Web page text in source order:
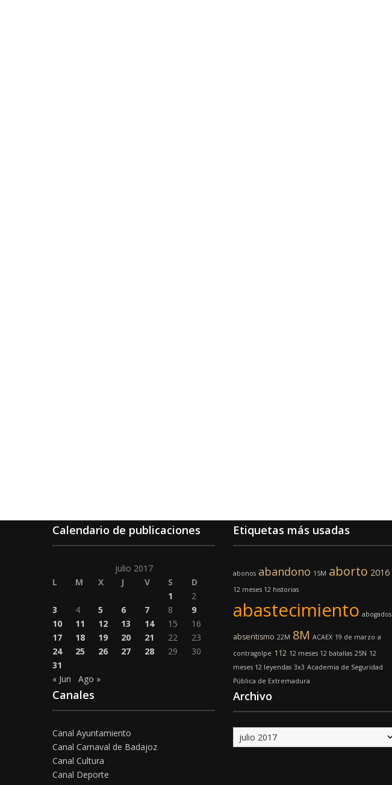
Calendario de publicaciones
julio 2017
L
M X J V S
D
1
2
3
4 5 6 7 8
9
10
11 12 13 14 15
16
17
18 19 20 21 22
23
24
25 26 27 28 29
30
31
« Jun
Ago »
Canales
Canal Ayuntamiento
Canal Carnaval de Badajoz
Canal Cultura
Canal Deporte
Etiquetas más usadas
abonos abandono 15M aborto 2016
12 meses 12 historias
abastecimiento abogados
absentismo 22M 8M ACAEX 19 de marzo a
contragolpe 112 12 meses 12 batallas 25N 12
meses 12 leyendas 3x3 Academia de Seguridad
Pública de Extremadura
Archivo
Archivo